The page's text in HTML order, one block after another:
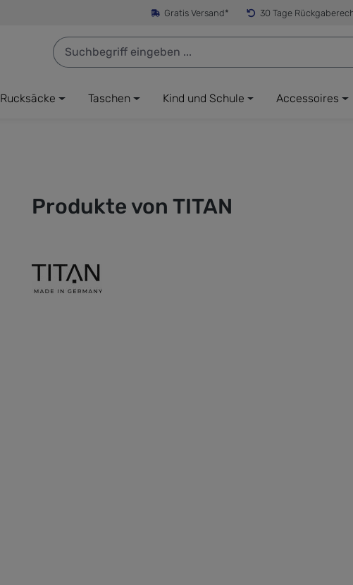
Gratis Versand* 30 Tage
Rucksäcke Taschen Kind und Schule Accessoires
Produkte von TITAN